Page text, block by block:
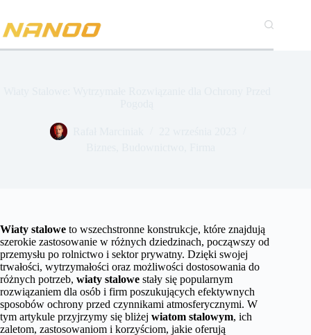
treści
Wiaty stalowe to wszechstronne konstrukcje, które znajdują
szerokie zastosowanie w różnych dziedzinach, począwszy od
przemysłu po rolnictwo i sektor prywatny. Dzięki swojej
trwałości, wytrzymałości oraz możliwości dostosowania do
różnych potrzeb, wiaty stalowe stały się popularnym
rozwiązaniem dla osób i firm poszukujących efektywnych
sposobów ochrony przed czynnikami atmosferycznymi. W
tym artykule przyjrzymy się bliżej wiatom stalowym, ich
zaletom, zastosowaniom i korzyściom, jakie oferują